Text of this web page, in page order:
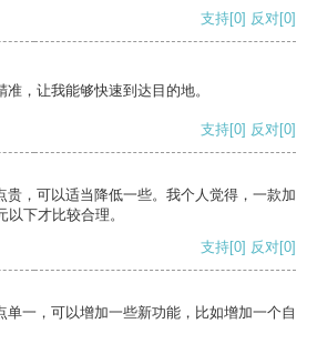
支持[0] 反对[0]
，让我能够快速到达目的地。
支持[0] 反对[0]
贵，可以适当降低一些。我个人觉得，一款加
下才比较合理。
支持[0] 反对[0]
单一，可以增加一些新功能，比如增加一个自